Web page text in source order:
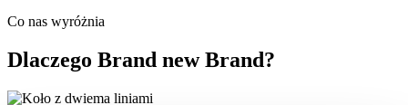
Co nas wyróżnia
Dlaczego Brand newBrand?